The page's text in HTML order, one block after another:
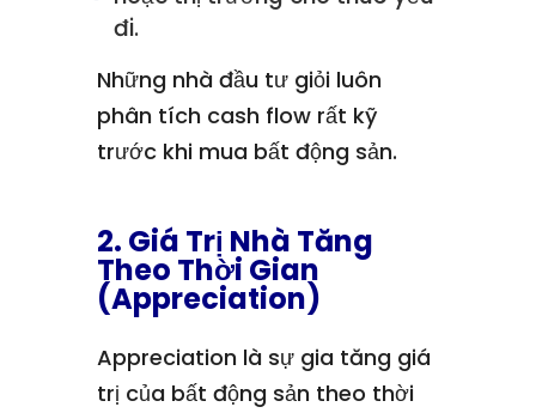
đi.
Những nhà đầu tư giỏi luôn
phân tích cash flow rất kỹ
trước khi mua bất động sản.
2. Giá Trị Nhà Tăng
Theo Thời Gian
(Appreciation)
Appreciation là sự gia tăng giá
trị của bất động sản theo thời